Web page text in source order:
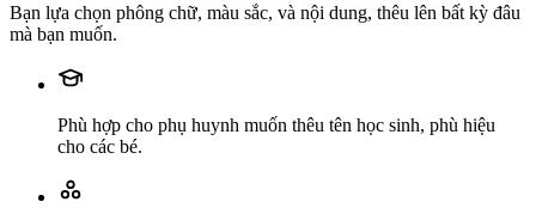
Bạn lựa chọn phông chữ, màu sắc, và nội dung, thêu lên bất kỳ đâu
mà bạn muốn.
Phù hợp cho phụ huynh muốn thêu tên học sinh, phù hiệu
cho các bé.